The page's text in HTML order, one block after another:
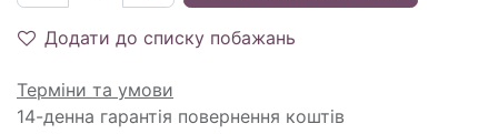
Додати до списку побажань
Терміни та умови
14-денна гарантія повернення коштів